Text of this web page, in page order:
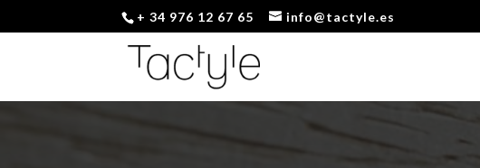
+ 34 976 12 67 65 info@tactyle.es